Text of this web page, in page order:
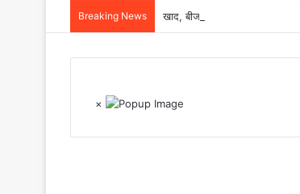
Breaking News खाद, बीज और उर्वरकों की समय पर
×